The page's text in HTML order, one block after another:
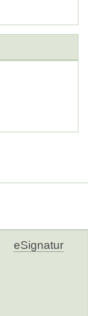
eSignatur